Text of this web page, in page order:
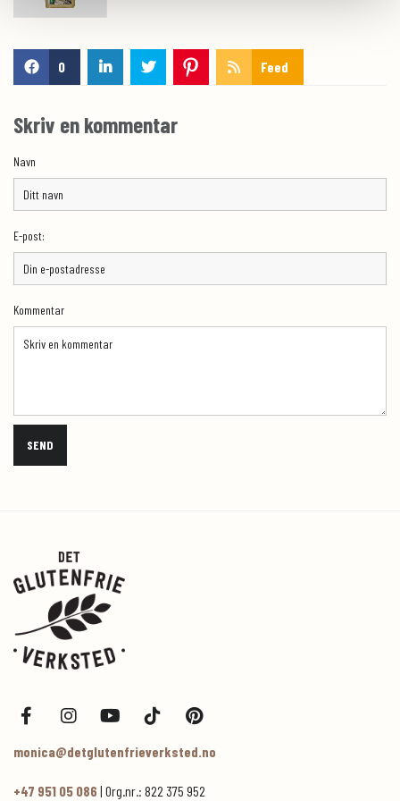
0 Feed
Skriv en kommentar
Navn
E-post:
Kommentar
monica@detglutenfrieverksted.no
+47 951 05 086 | Org.nr.: 822 375 952